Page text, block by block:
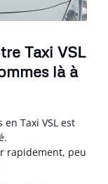
Taxi VSL
là à
Taxi VSL est
rapidement, peu